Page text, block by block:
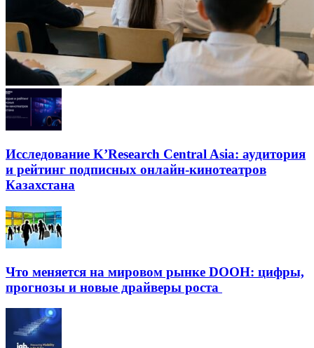
Исследование K’Research Central Asia: аудитория
и рейтинг подписных онлайн-кинотеатров
Казахстана
Что меняется на мировом рынке DOOH: цифры,
прогнозы и новые драйверы роста